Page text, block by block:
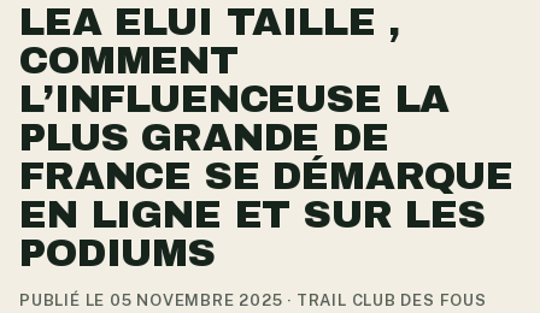
LEA ELUI TAILLE ,
COMMENT
L’INFLUENCEUSE LA
PLUS GRANDE DE
FRANCE SE DÉMARQUE
EN LIGNE ET SUR LES
PODIUMS
PUBLIÉ LE 05 NOVEMBRE 2025 · TRAIL CLUB DES FOUS